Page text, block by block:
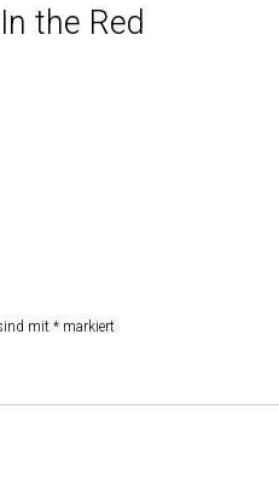
the Red
mit * markiert